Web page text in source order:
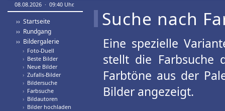
08.08.2026 · 09:40 Uhr.
›› Startseite
›› Rundgang
›› Bildergalerie
› Foto-Duell
› Beste Bilder
› Neue Bilder
› Zufalls-Bilder
› Bildersuche
› Farbsuche
› Bildautoren
› Bilder hochladen
Suche nach
Eine spezielle
stellt die Farbsuche
Farbtöne aus der
Bilder angezeigt.